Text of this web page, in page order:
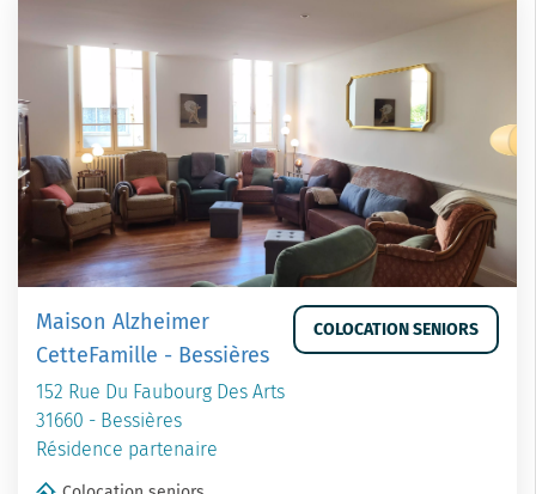
Maison Alzheimer
CetteFamille - Bessières
152 Rue Du Faubourg Des Arts
31660 - Bessières
Résidence partenaire
COLOCATION SENIORS